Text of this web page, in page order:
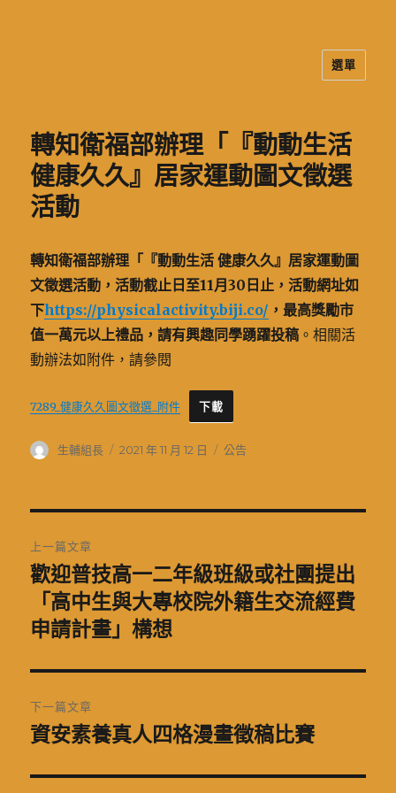
選單
轉知衛福部辦理「『動動生活
健康久久』居家運動圖文徵選
活動
轉知衛福部辦理「『動動生活 健康久久』居家運動圖
文徵選活動，活動截止日至11月30日止，活動網址如
下https://physicalactivity.biji.co/ ，最高獎勵市
值一萬元以上禮品，請有興趣同學踴躍投稿 。相關活
動辦法如附件，請參閱
7289_健康久久圖文徵選_附件 下載
без отказа
作
生輔組長
發
2021 年 11 月 12 日
分
公告
章
導
覽
上一篇文章
上
篇
章:
歡迎普技高一二年級班級或社團提出
「高中生與大專校院外籍生交流經費
申請計畫」構想
下一篇文章
下
篇
資安素養真人四格漫畫徵稿比賽